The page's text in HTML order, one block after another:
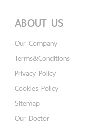
ABOUT US
Our Company
Terms&Conditions
Privacy Policy
Cookies Policy
Sitemap
Our Doctor